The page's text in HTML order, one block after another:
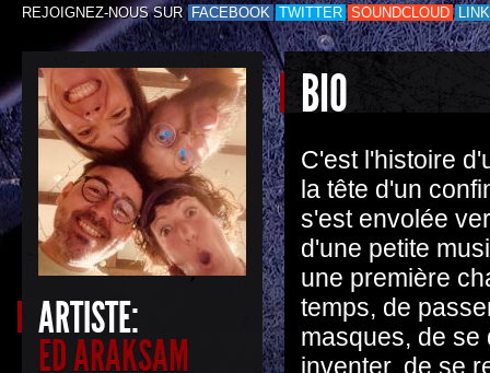
REJOIGNEZ-NOUS SUR FACEBOOK TWITTER SOUNDCLOUD
ARTISTE:
ED ARAKSAM
BIO
C'est l'histoire
la tête d'un
s'est envolée
d'une petite
une première
temps, de
masques, de se
inventer, de se